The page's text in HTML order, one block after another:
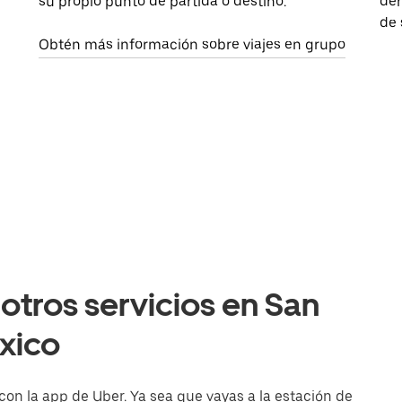
Obtén más información sobre viajes en grupo
de
servicios en San
la app de Uber. Ya sea que vayas a la estación de